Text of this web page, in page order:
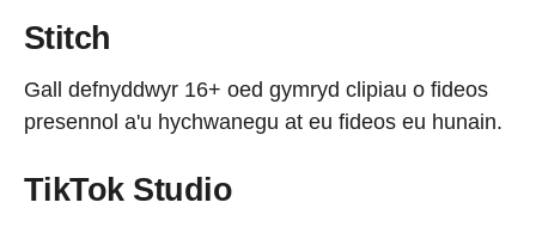
Stitch
Gall defnyddwyr 16+ oed gymryd clipiau o fideos
presennol a'u hychwanegu at eu fideos eu hunain.
TikTok Studio